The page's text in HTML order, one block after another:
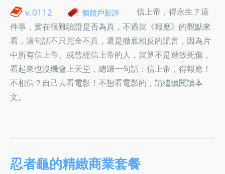
v.0112 個體戶影評
信上帝，得永生？這
件事，實在很難驗證是否為真，不過就《報應》的觀點來
看，這句話不只完全不真，還是徹底相反的謊言，因為片
中所有信上帝、或曾經信上帝的人，就算不是遭致死傷，
看起來也沒機會上天堂，總歸一句話：信上帝，得報應！
不相信？自己去看電影！不想看電影的，請繼續閱讀本
文。
忍者龜的精緻商業套餐